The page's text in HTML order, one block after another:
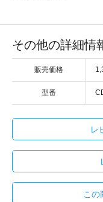
その他の詳細情
販売価格
型番
レ
この